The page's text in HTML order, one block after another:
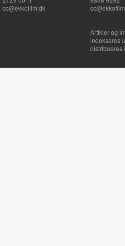
cc@ekkofilm.dk
Artikler og
indekseres
distribueres